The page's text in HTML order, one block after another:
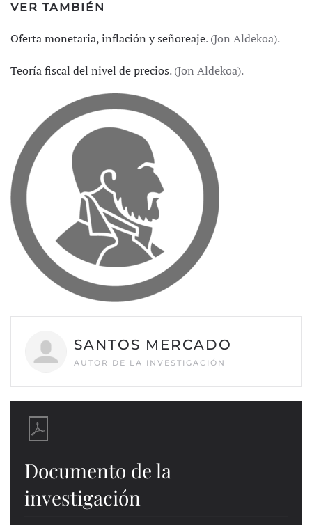
VER TAMBIÉN
Oferta monetaria, inflación y señoreaje. (Jon Aldekoa).
Teoría fiscal del nivel de precios. (Jon Aldekoa).
SANTOS MERCADO
AUTOR DE LA INVESTIGACIÓN
Documento de la
investigación